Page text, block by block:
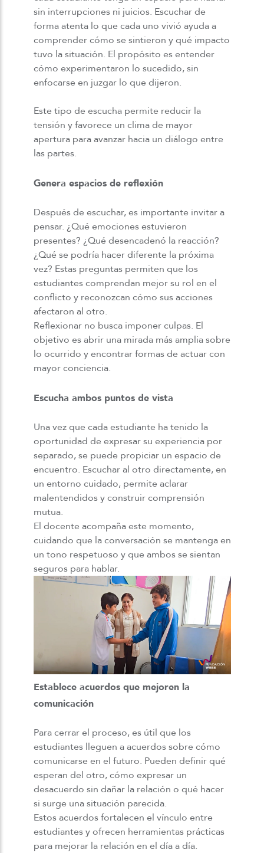
sin interrupciones ni juicios. Escuchar de
forma atenta lo que cada uno vivió ayuda a
comprender cómo se sintieron y qué impacto
tuvo la situación. El propósito es entender
cómo experimentaron lo sucedido, sin
enfocarse en juzgar lo que dijeron.
Este tipo de escucha permite reducir la
tensión y favorece un clima de mayor
apertura para avanzar hacia un diálogo entre
las partes.
Genera espacios de reflexión
Después de escuchar, es importante invitar a
pensar. ¿Qué emociones estuvieron
presentes? ¿Qué desencadenó la reacción?
¿Qué se podría hacer diferente la próxima
vez? Estas preguntas permiten que los
estudiantes comprendan mejor su rol en el
conflicto y reconozcan cómo sus acciones
afectaron al otro.
Reflexionar no busca imponer culpas. El
objetivo es abrir una mirada más amplia sobre
lo ocurrido y encontrar formas de actuar con
mayor conciencia.
Escucha ambos puntos de vista
Una vez que cada estudiante ha tenido la
oportunidad de expresar su experiencia por
separado, se puede propiciar un espacio de
encuentro. Escuchar al otro directamente, en
un entorno cuidado, permite aclarar
malentendidos y construir comprensión
mutua.
El docente acompaña este momento,
cuidando que la conversación se mantenga en
un tono respetuoso y que ambos se sientan
seguros para hablar.
Establece acuerdos que mejoren la
comunicación
Para cerrar el proceso, es útil que los
estudiantes lleguen a acuerdos sobre cómo
comunicarse en el futuro. Pueden definir qué
esperan del otro, cómo expresar un
desacuerdo sin dañar la relación o qué hacer
si surge una situación parecida.
Estos acuerdos fortalecen el vínculo entre
estudiantes y ofrecen herramientas prácticas
para mejorar la relación en el día a día.